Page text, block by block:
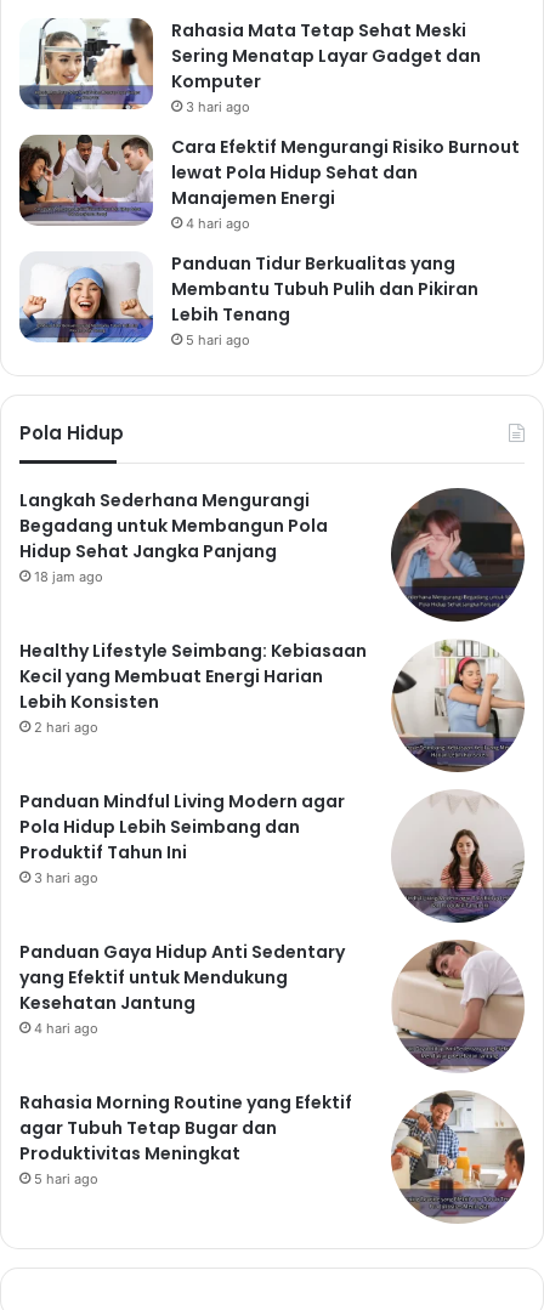
Rahasia Mata Tetap Sehat Meski
Sering Menatap Layar Gadget dan
Komputer
3 hari ago
Cara Efektif Mengurangi Risiko Burnout
lewat Pola Hidup Sehat dan
Manajemen Energi
4 hari ago
Panduan Tidur Berkualitas yang
Membantu Tubuh Pulih dan Pikiran
Lebih Tenang
5 hari ago
Pola Hidup
Langkah Sederhana Mengurangi
Begadang untuk Membangun Pola
Hidup Sehat Jangka Panjang
18 jam ago
Healthy Lifestyle Seimbang: Kebiasaan
Kecil yang Membuat Energi Harian
Lebih Konsisten
2 hari ago
Panduan Mindful Living Modern agar
Pola Hidup Lebih Seimbang dan
Produktif Tahun Ini
3 hari ago
Panduan Gaya Hidup Anti Sedentary
yang Efektif untuk Mendukung
Kesehatan Jantung
4 hari ago
Rahasia Morning Routine yang Efektif
agar Tubuh Tetap Bugar dan
Produktivitas Meningkat
5 hari ago